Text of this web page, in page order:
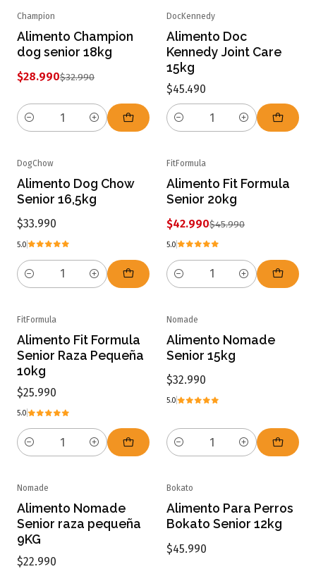
Champion
Alimento Champion
dog senior 18kg
$28.990$32.990
Cantidad
DocKennedy
Alimento Doc
Kennedy Joint Care
15kg
$45.490
Cantidad
DogChow
Alimento Dog Chow
Senior 16,5kg
$33.990
5.0
Cantidad
FitFormula
Alimento Fit Formula
Senior 20kg
$42.990$45.990
5.0
Cantidad
FitFormula
Alimento Fit Formula
Senior Raza Pequeña
10kg
$25.990
5.0
Cantidad
Nomade
Alimento Nomade
Senior 15kg
$32.990
5.0
Cantidad
Nomade
Alimento Nomade
Senior raza pequeña
9KG
$22.990
Bokato
Alimento Para Perros
Bokato Senior 12kg
$45.990